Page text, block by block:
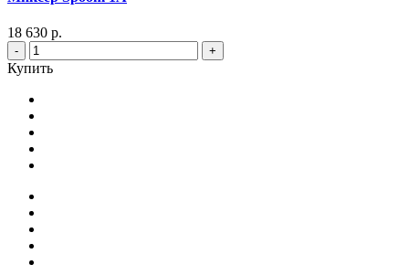
18 630 р.
- +
Купить